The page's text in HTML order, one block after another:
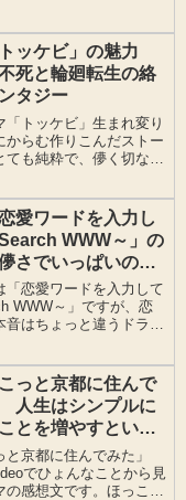
ッケビ」の魅力
死と輪廻転生の絡
タジー
「トッケビ」生まれ変り
からむ作りこんだストー
ても純粋で、儚く切な
く悲しい恋の真実が隠
愛ワードを入力し
WWW～」の
さでいっぱいの素
ち
「恋愛ワードを入力して
WWW～」ですが、恋
音はちょっと違うドラ
みたくなる。忘れかけて
かも。
っと京都に住んで
人生はシンプルに
とを増やすとい
と京都に住んでみた」
でひょんなことから見
感想文です。ほっこり